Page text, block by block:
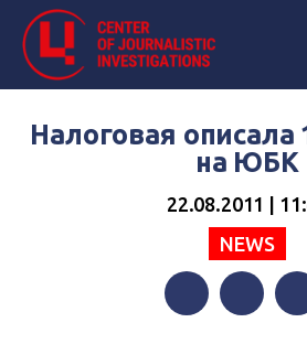
Налоговая описала
на ЮБК
22.08.2011 |
NEWS